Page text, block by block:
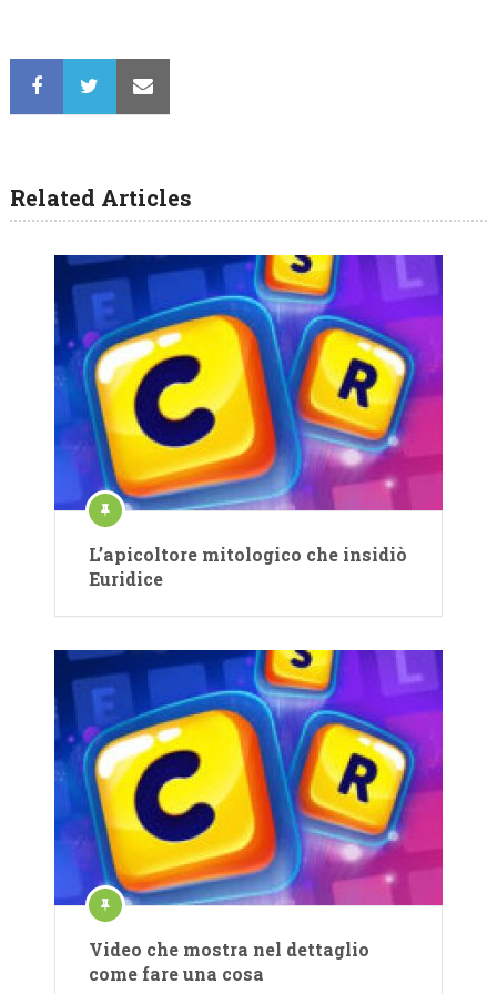
Related Articles
L’apicoltore mitologico che insidiò
Euridice
Video che mostra nel dettaglio
come fare una cosa